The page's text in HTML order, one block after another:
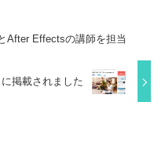
After Effectsの講師を担当
掲載されました